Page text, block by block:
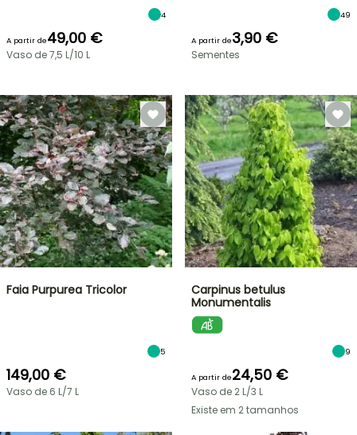
4
A partir de49,00 €
Vaso de 7,5 L/10 L
49
A partir de3,90 €
Sementes
Faia Purpurea Tricolor
5
149,00 €
Vaso de 6 L/7 L
Carpinus betulus
Monumentalis
9
A partir de24,50 €
Vaso de 2 L/3 L
Existe em 2 tamanhos